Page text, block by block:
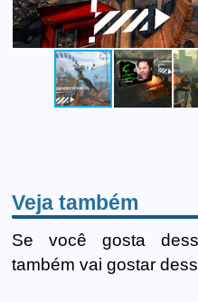
Veja também
Se você gosta
também vai gostar